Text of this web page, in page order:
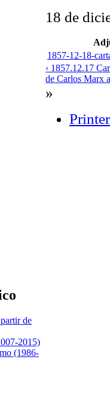
de
2015)
(1986-
18 de
1857-12-18-
‹ 1857.12.17
de Carlos Marx
»